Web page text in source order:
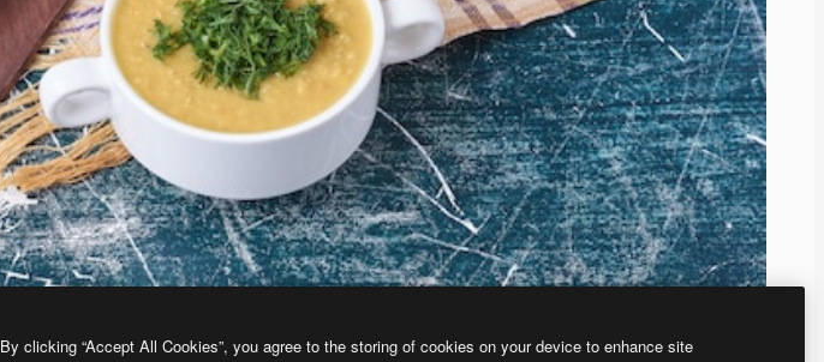
By clicking “Accept All Cookies”, you agree to the storing of cookies on your device to enhance site